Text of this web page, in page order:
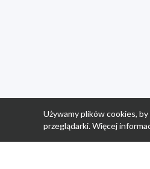
Używamy plików cookies,
przeglądarki. Więcej